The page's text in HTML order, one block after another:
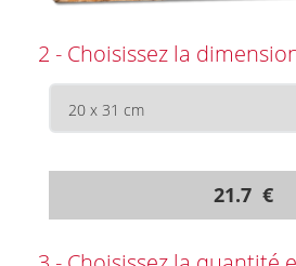
2 - Choisissez la
21.7 €